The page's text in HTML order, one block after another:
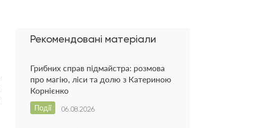
Рекомендовані матеріали
Грибних справ підмайстра: розмова
про магію, ліси та долю з Катериною
Корнієнко
06.08.2026
Події